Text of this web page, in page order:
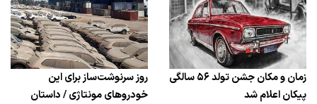
زمان و مکان جشن تولد ۵۶ سالگی
پیکان اعلام شد
روز سرنوشت‌ساز برای این
خودروهای مونتاژی / داستان